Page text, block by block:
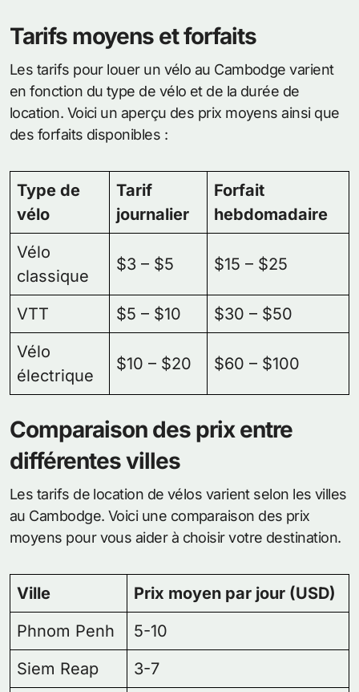
Tarifs moyens et forfaits
Les tarifs pour louer un vélo au Cambodge varient
en fonction du type de vélo et de la durée de
location. Voici un aperçu des prix moyens ainsi que
des forfaits disponibles :
Type de
vélo
Tarif
journalier
Forfait
hebdomadaire
Vélo
classique
$3 – $5 $15 – $25
VTT $5 – $10
$30 – $50
Vélo
électrique
$10 – $20 $60 – $100
Comparaison des prix entre
différentes villes
Les tarifs de location de vélos varient selon les villes
au Cambodge. Voici une comparaison des prix
moyens pour vous aider à choisir votre destination.
Ville
Prix moyen par jour (USD)
Phnom Penh
5-10
Siem Reap
3-7